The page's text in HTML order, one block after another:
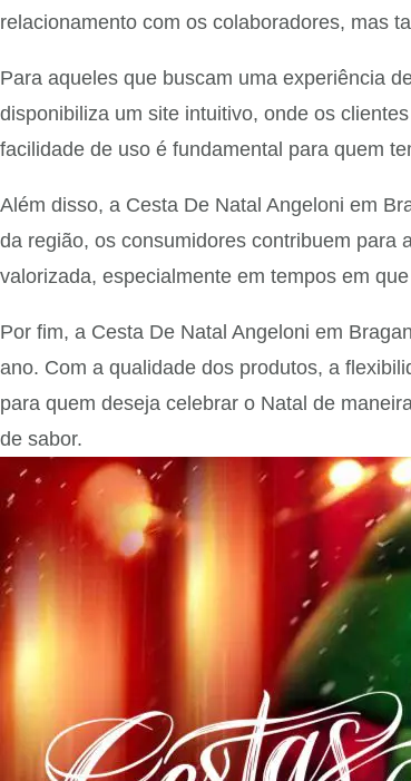
relacionamento com os colaboradores, mas
Para aqueles que buscam uma experiência
disponibiliza um site intuitivo, onde os
facilidade de uso é fundamental para quem
Além disso, a Cesta De Natal Angeloni em
da região, os consumidores contribuem para
valorizada, especialmente em tempos em
Por fim, a Cesta De Natal Angeloni em
ano. Com a qualidade dos produtos, a
para quem deseja celebrar o Natal de
de sabor.